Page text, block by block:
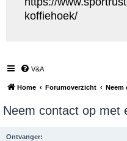
koffiehoek/
V&A
Home Forumoverzicht Neem
Neem contact op met
Ontvanger: